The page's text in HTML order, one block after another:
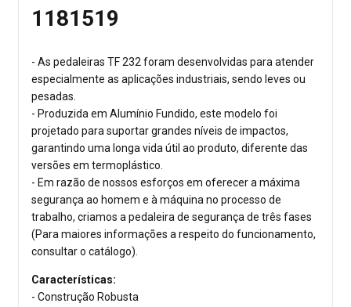
1181519
- As pedaleiras TF 232 foram desenvolvidas para atender
especialmente as aplicações industriais, sendo leves ou
pesadas.
- Produzida em Alumínio Fundido, este modelo foi
projetado para suportar grandes níveis de impactos,
garantindo uma longa vida útil ao produto, diferente das
versões em termoplástico.
- Em razão de nossos esforços em oferecer a máxima
segurança ao homem e à máquina no processo de
trabalho, criamos a pedaleira de segurança de três fases
(Para maiores informações a respeito do funcionamento,
consultar o catálogo).
Características:
- Construção Robusta